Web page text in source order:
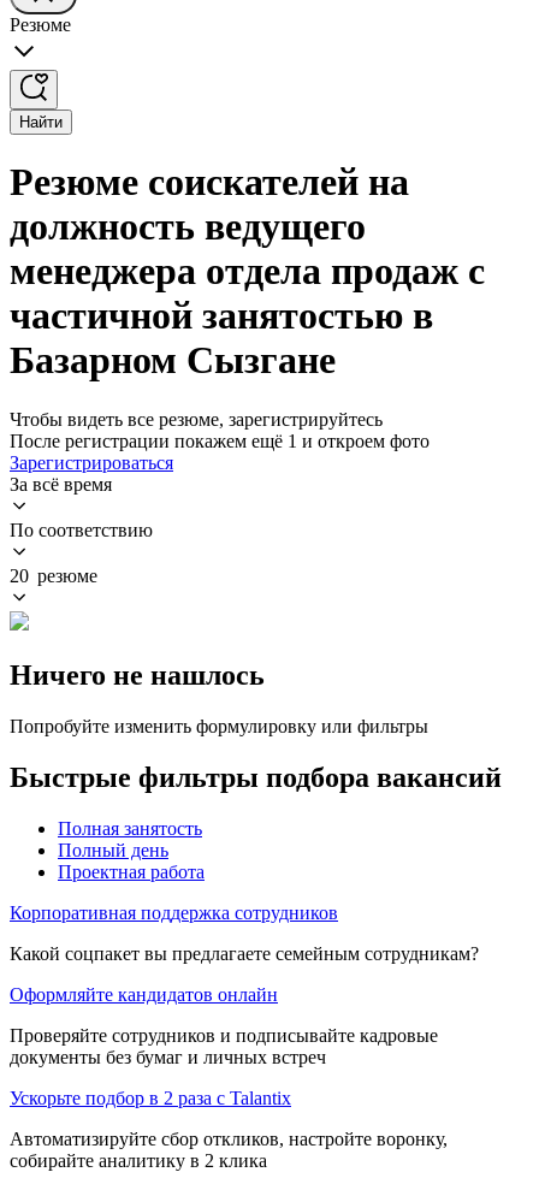
Резюме
Найти
Резюме соискателей на
должность ведущего
менеджера отдела продаж с
частичной занятостью в
Базарном Сызгане
Чтобы видеть все резюме, зарегистрируйтесь
После регистрации покажем ещё 1 и откроем фото
Зарегистрироваться
За всё время
По соответствию
20 резюме
Ничего не нашлось
Попробуйте изменить формулировку или фильтры
Быстрые фильтры подбора вакансий
Полная занятость
Полный день
Проектная работа
Корпоративная поддержка сотрудников
Какой соцпакет вы предлагаете семейным сотрудникам?
Оформляйте кандидатов онлайн
Проверяйте сотрудников и подписывайте кадровые
документы без бумаг и личных встреч
Ускорьте подбор в 2 раза с Talantix
Автоматизируйте сбор откликов, настройте воронку,
собирайте аналитику в 2 клика